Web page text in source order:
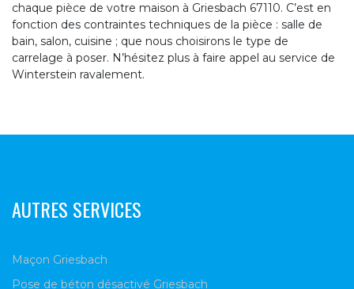
chaque pièce de votre maison à Griesbach 67110. C’est en
fonction des contraintes techniques de la pièce : salle de
bain, salon, cuisine ; que nous choisirons le type de
carrelage à poser. N’hésitez plus à faire appel au service de
Winterstein ravalement.
AUTRES SERVICES
Maçon Griesbach
Pose de béton désactivé Griesbach